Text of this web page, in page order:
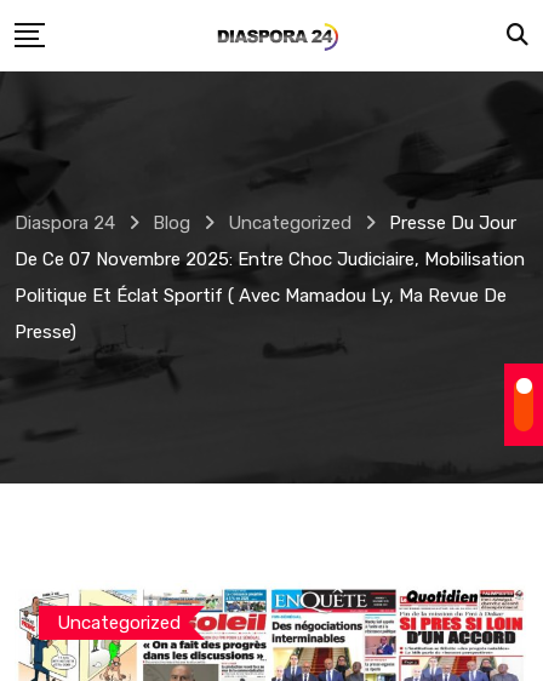
to
Diaspora 24 Blog Uncategorized
Presse Du Jour
De Ce 07 Novembre 2025: Entre Choc Judiciaire, Mobilisation
Politique Et Éclat Sportif ( Avec Mamadou Ly, Ma Revue De
Presse)
Uncategorized